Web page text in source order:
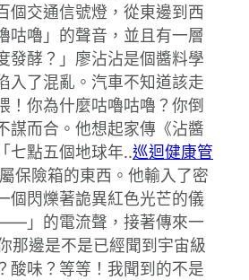
個交通信號燈，從東邊到西
咕嚕」的聲音，並且有一層
酵？」廖沾沾是個醬料學
入了混亂。汽車不知道該走
！你為什麼咕嚕咕嚕？你倒
謀而合。他想起家傳《沾醬
七點五個地球年..巡迴健康管
保險箱的東西。他輸入了密
個閃爍著詭異紅色光芒的儀
」的電流聲，接著傳來一
那邊是不是已經聞到宇宙級
酸味？等等！我聞到的不是